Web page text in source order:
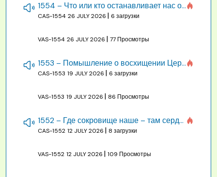
1554 – Что или кто останавливает нас от созидания строения Божия
CAS-1554 26 JULY 2026 | 6 загрузки
VAS-1554 26 JULY 2026 | 77 Просмотры
1553 – Помышление о восхищении Церкви на бракосочетании, во всякое время
CAS-1553 19 JULY 2026 | 6 загрузки
VAS-1553 19 JULY 2026 | 86 Просмотры
1552 – Где сокровище наше – там сердце, там помышления
CAS-1552 12 JULY 2026 | 8 загрузки
VAS-1552 12 JULY 2026 | 109 Просмотры